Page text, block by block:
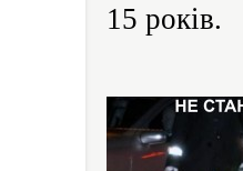
15 років.